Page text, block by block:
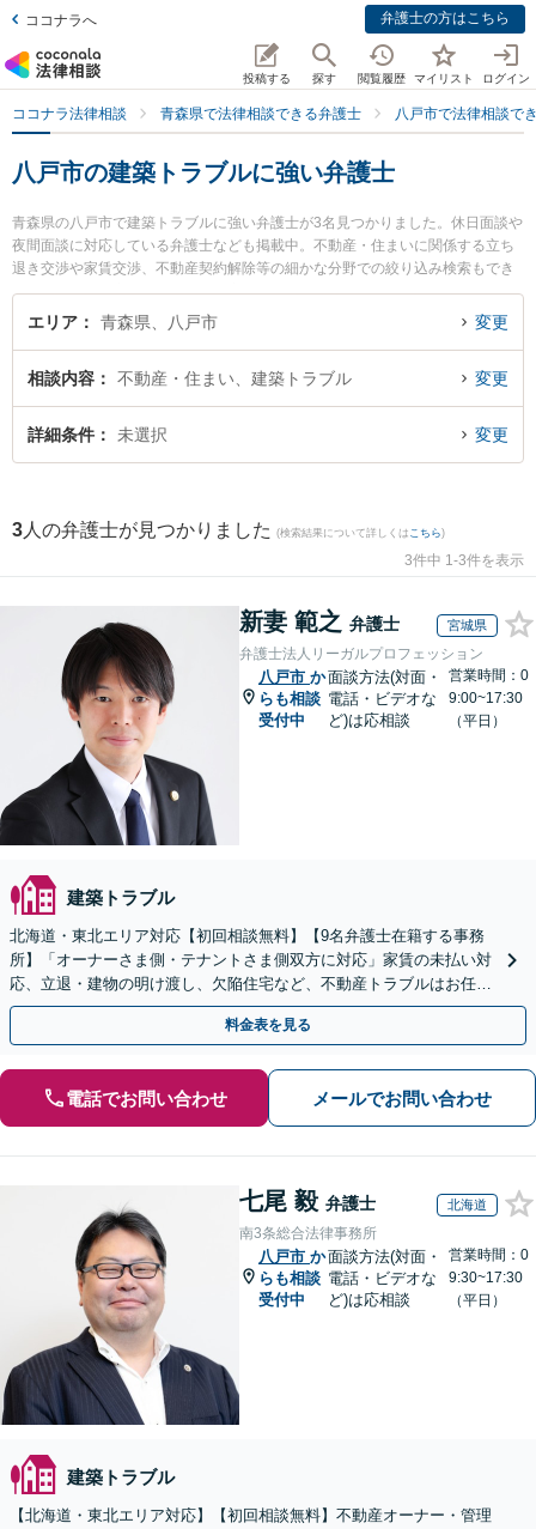
ココナラへ 弁護士の方はこちら
投稿する 探す 閲覧履歴 マイリスト ログイン
ココナラ法律相談 青森県で法律相談できる弁護士 八戸市で法律相談で
八戸市の建築トラブルに強い弁護士
青森県の八戸市で建築トラブルに強い弁護士が3名見つかりました。休日面談や
夜間面談に対応している弁護士なども掲載中。不動産・住まいに関係する立ち
退き交渉や家賃交渉、不動産契約解除等の細かな分野での絞り込み検索もでき
便利です。特に安藤法律事務所の安藤 祥吾弁護士や弁護士法人青森リーガルサ
ービス 八戸シティ法律事務所の山口 龍介弁護士、澤村こうじ法律事務所の澤村
相談したい』『建築トラブルのトラブル解決の実績豊富な近くの弁護士を検索
したい』『初回相談無料で建築トラブルを法律相談できる八戸市内の弁護士に
相談予約したい』などでお困りの相談者さんにおすすめです。
エリア 青森県、八戸市 変更
相談内容 不動産・住まい、建築トラブル 変更
詳細条件 未選択 変更
3 人の弁護士が見つかりました (検索結果について詳しくは こちら)
3件中 1-3件を表示
新妻 範之 弁護士 宮城県
弁護士法人リーガルプロフェッション
八戸市 か
らも相談
受付中
面談方法(対面・
電話・ビデオな
ど)は応相談
営業時間：0
9:00~17:30
（平日）
建築トラブル
北海道・東北エリア対応【初回相談無料】【9名弁護士在籍する事務
所】「オーナーさま側・テナントさま側双方に対応」家賃の未払い対
応、立退・建物の明け渡し、欠陥住宅など、不動産トラブルはお任せ
ください「早期相談で損失を最小限に」
料金表を見る
電話でお問い合わせ メールでお問い合わせ
七尾 毅 弁護士 北海道
南3条総合法律事務所
八戸市 か
らも相談
受付中
面談方法(対面・
電話・ビデオな
ど)は応相談
営業時間：0
9:30~17:30
（平日）
建築トラブル
【北海道・東北エリア対応】【初回相談無料】不動産オーナー・管理